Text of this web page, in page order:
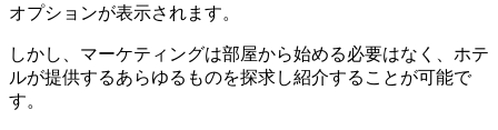
オプションが表示されます。
しかし、マーケティングは部屋から始める必要はなく、ホテ
ルが提供するあらゆるものを探求し紹介することが可能で
す。